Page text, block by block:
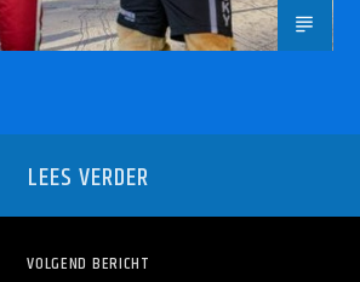
LEES VERDER
VOLGEND BERICHT